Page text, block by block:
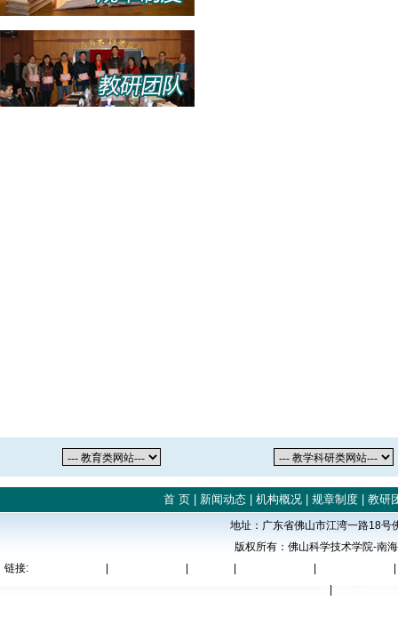
首 页| 新闻动态| 机构概况| 规章制度| 教研
地址：广东省佛山市江湾一路18
版权所有 ： 佛山科学技术学院-南
链接: